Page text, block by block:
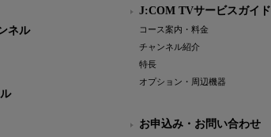
ネル
J:COM TVサービスガイド
コース案内・料金
チャンネル紹介
特長
オプション・周辺機器
お申込み・お問い合わせ